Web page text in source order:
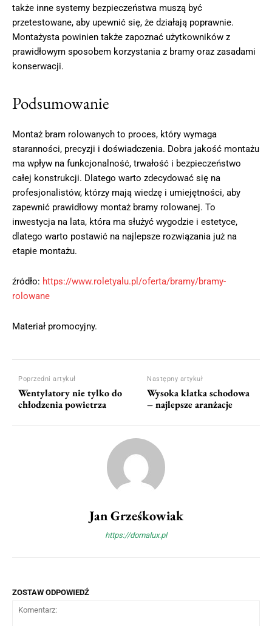
także inne systemy bezpieczeństwa muszą być
przetestowane, aby upewnić się, że działają poprawnie.
Montażysta powinien także zapoznać użytkowników z
prawidłowym sposobem korzystania z bramy oraz zasadami
konserwacji.
Podsumowanie
Montaż bram rolowanych to proces, który wymaga
staranności, precyzji i doświadczenia. Dobra jakość montażu
ma wpływ na funkcjonalność, trwałość i bezpieczeństwo
całej konstrukcji. Dlatego warto zdecydować się na
profesjonalistów, którzy mają wiedzę i umiejętności, aby
zapewnić prawidłowy montaż bramy rolowanej. To
inwestycja na lata, która ma służyć wygodzie i estetyce,
dlatego warto postawić na najlepsze rozwiązania już na
etapie montażu.
źródło: https://www.roletyalu.pl/oferta/bramy/bramy-
rolowane
Materiał promocyjny.
Poprzedni artykuł
Wentylatory nie tylko do
chłodzenia powietrza
Następny artykuł
Wysoka klatka schodowa
– najlepsze aranżacje
Jan Grześkowiak
https://domalux.pl
ZOSTAW ODPOWIEDŹ